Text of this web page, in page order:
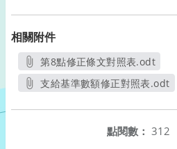
相關附件
第8點修正條文對照表.odt
另開新視窗
支給基準數額修正對照表.odt
點閱數： 312